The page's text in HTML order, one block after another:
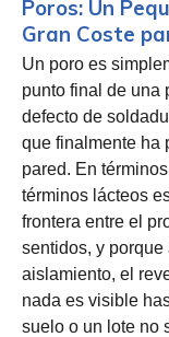
Poros: Un
Gran Coste
Un poro es
punto final de una
defecto de
que finalmente ha
pared. En
términos lácteos
frontera entre el
sentidos, y porque
aislamiento, el
nada es visible
suelo o un lote no